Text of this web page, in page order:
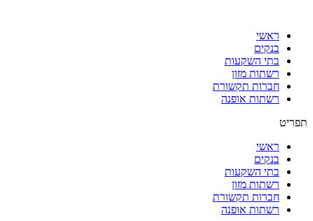
ראשי
בנקים
בתי השקעות
רשתות מזון
חברות תקשורת
רשתות אופנה
תפריט
ראשי
בנקים
בתי השקעות
רשתות מזון
חברות תקשורת
רשתות אופנה